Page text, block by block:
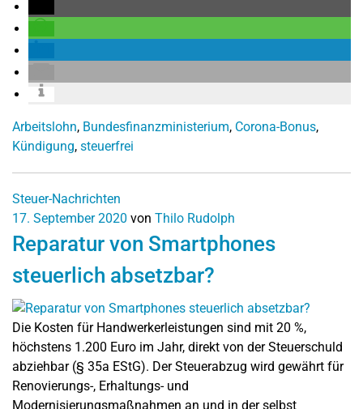
Arbeitslohn, Bundesfinanzministerium, Corona-Bonus,
Kündigung, steuerfrei
Steuer-Nachrichten
17. September 2020 von Thilo Rudolph
Reparatur von Smartphones
steuerlich absetzbar?
Die Kosten für Handwerkerleistungen sind mit 20 %,
höchstens 1.200 Euro im Jahr, direkt von der Steuerschuld
abziehbar (§ 35a EStG). Der Steuerabzug wird gewährt für
Renovierungs-, Erhaltungs- und
Modernisierungsmaßnahmen an und in der selbst